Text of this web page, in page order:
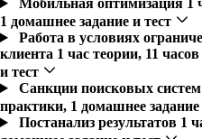
Мобильная оптимизация 1
1 домашнее задание и тест
Работа в условиях
клиента 1 час теории, 11
и тест
Санкции поисковых систем
практики, 1 домашнее задание
Постанализ результатов 1